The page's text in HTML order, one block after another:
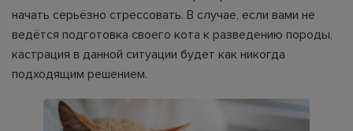
начать серьёзно стрессовать. В случае, если вами не
ведётся подготовка своего кота к разведению породы,
кастрация в данной ситуации будет как никогда
подходящим решением.